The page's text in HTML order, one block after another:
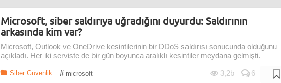
Microsoft, siber saldırıya uğradığını duyurdu: Saldırının
arkasında kim var?
Microsoft, Outlook ve OneDrive kesintilerinin bir DDoS saldırısı sonucunda olduğunu
açıkladı. Her iki serviste de bir gün boyunca aralıklı kesintiler meydana gelmişti.
Siber Güvenlik # microsoft 3,2b 6